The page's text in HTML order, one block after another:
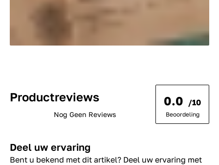
Productreviews
Nog Geen Reviews
0.0 /10
Beoordeling
Deel uw ervaring
Bent u bekend met dit artikel? Deel uw ervaring met